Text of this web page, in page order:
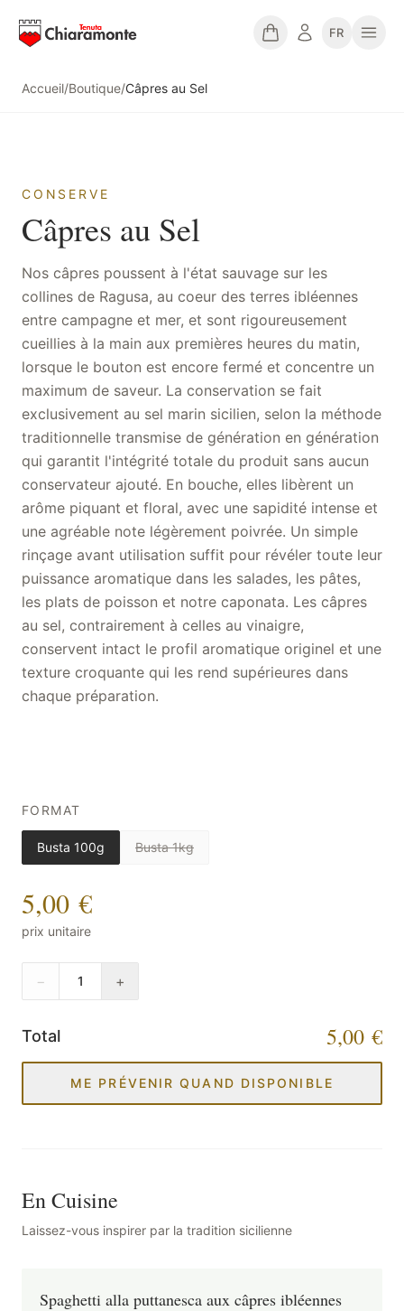
FR
Accueil/Boutique/Câpres au Sel
CONSERVE
Câpres au Sel
Nos câpres poussent à l'état sauvage sur les
collines de Ragusa, au coeur des terres ibléennes
entre campagne et mer, et sont rigoureusement
cueillies à la main aux premières heures du matin,
lorsque le bouton est encore fermé et concentre un
maximum de saveur. La conservation se fait
exclusivement au sel marin sicilien, selon la méthode
traditionnelle transmise de génération en génération
qui garantit l'intégrité totale du produit sans aucun
conservateur ajouté. En bouche, elles libèrent un
arôme piquant et floral, avec une sapidité intense et
une agréable note légèrement poivrée. Un simple
rinçage avant utilisation suffit pour révéler toute leur
puissance aromatique dans les salades, les pâtes,
les plats de poisson et notre caponata. Les câpres
au sel, contrairement à celles au vinaigre,
conservent intact le profil aromatique originel et une
texture croquante qui les rend supérieures dans
chaque préparation.
FORMAT
Busta 100g Busta 1kg
5,00 €
prix unitaire
− 1 +
Total 5,00 €
ME PRÉVENIR QUAND DISPONIBLE
En Cuisine
Laissez-vous inspirer par la tradition sicilienne
Spaghetti alla puttanesca aux câpres ibléennes